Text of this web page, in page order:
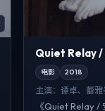
Quiet Relay /
电影 2018
主演：谭卓、蕾雅
《Quiet Relay /